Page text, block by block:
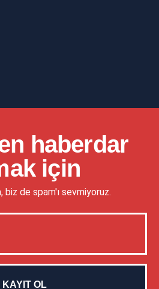
haberdar
için
biz de spam'ı sevmiyoruz.